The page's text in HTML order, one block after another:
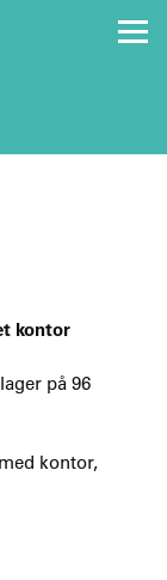
kontor
på 96
kontor,